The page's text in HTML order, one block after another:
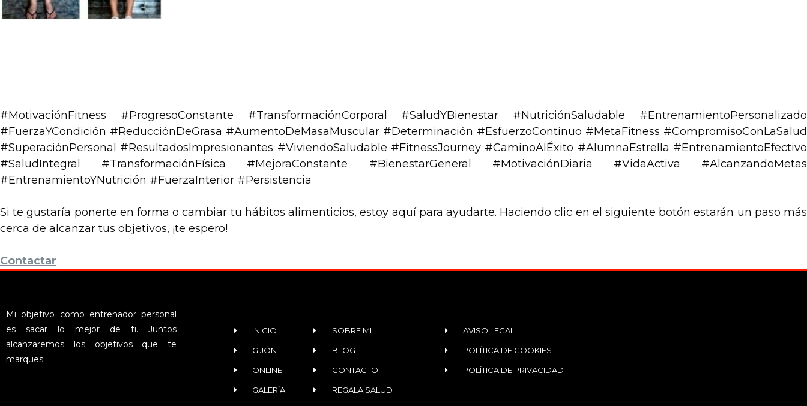
#MotivaciónFitness #ProgresoConstante #TransformaciónCorporal #SaludYBienestar #NutriciónSaludable #EntrenamientoPersonalizado
#FuerzaYCondición #ReducciónDeGrasa #AumentoDeMasaMuscular #Determinación #EsfuerzoContinuo #MetaFitness #CompromisoConLaSalud
#SuperaciónPersonal #ResultadosImpresionantes #ViviendoSaludable #FitnessJourney #CaminoAlÉxito #AlumnaEstrella #EntrenamientoEfectivo
#SaludIntegral #TransformaciónFísica #MejoraConstante #BienestarGeneral #MotivaciónDiaria #VidaActiva #AlcanzandoMetas
#EntrenamientoYNutrición #FuerzaInterior #Persistencia
Si te gustaría ponerte en forma o cambiar tu hábitos alimenticios, estoy aquí para ayudarte. Haciendo clic en el siguiente botón estarán un paso más
cerca de alcanzar tus objetivos, ¡te espero!
Contactar
Mi objetivo como entrenador personal
es sacar lo mejor de ti. Juntos
alcanzaremos los objetivos que te
marques.
INICIO
GIJÓN
ONLINE
GALERÍA
SOBRE MI
BLOG
CONTACTO
REGALA SALUD
AVISO LEGAL
POLÍTICA DE COOKIES
POLÍTICA DE PRIVACIDAD